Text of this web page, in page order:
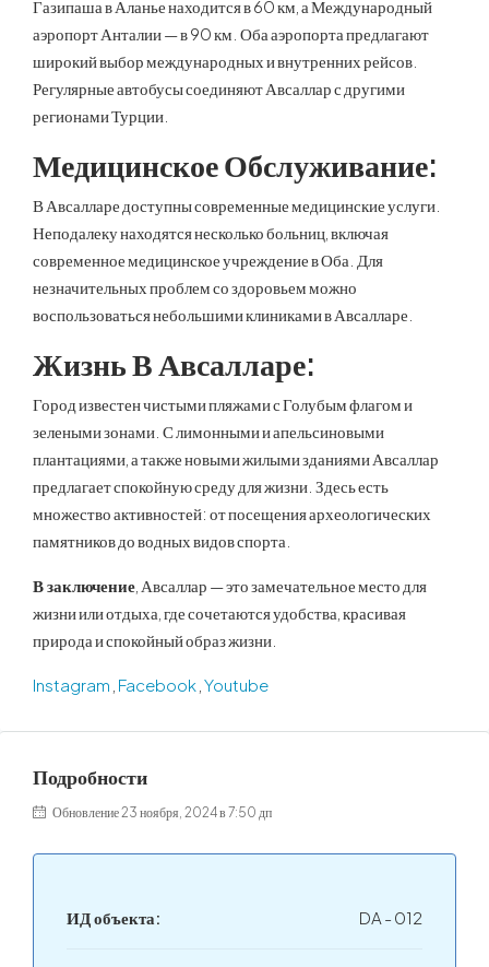
Газипаша в Аланье находится в 60 км, а Международный
аэропорт Анталии — в 90 км. Оба аэропорта предлагают
широкий выбор международных и внутренних рейсов.
Регулярные автобусы соединяют Авсаллар с другими
регионами Турции.
Медицинское Обслуживание:
В Авсалларе доступны современные медицинские услуги.
Неподалеку находятся несколько больниц, включая
современное медицинское учреждение в Оба. Для
незначительных проблем со здоровьем можно
воспользоваться небольшими клиниками в Авсалларе.
Жизнь В Авсалларе:
Город известен чистыми пляжами с Голубым флагом и
зелеными зонами. С лимонными и апельсиновыми
плантациями, а также новыми жилыми зданиями Авсаллар
предлагает спокойную среду для жизни. Здесь есть
множество активностей: от посещения археологических
памятников до водных видов спорта.
В заключение , Авсаллар — это замечательное место для
жизни или отдыха, где сочетаются удобства, красивая
природа и спокойный образ жизни.
Instagram Facebook Youtube
Подробности
Обновление 23 ноября, 2024 в 7:50 дп
ИД объекта: DA - 012